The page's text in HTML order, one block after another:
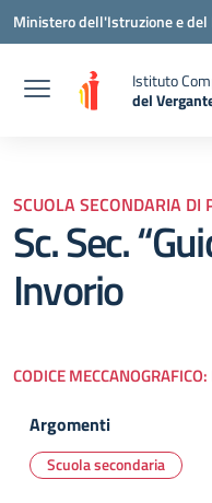
Vai ai contenuti
Vai al menu di navigazione
Vai al footer
Ministero dell'Istruzione e
Istituto
del
— Visita la
SCUOLA SECONDARIA DI
Sc. Sec.
Invorio
CODICE MECCANOGRAFICO:
Argomenti
Scuola secondaria